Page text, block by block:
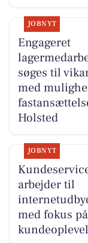
JOBNYT
Engageret
søges til
med
Holsted
JOBNYT
arbejder til
med fokus